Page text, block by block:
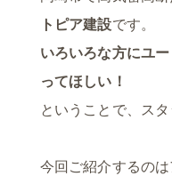
トピア建設です。
いろいろな方にユ
ってほしい！
ということで、ス
今回ご紹介するの